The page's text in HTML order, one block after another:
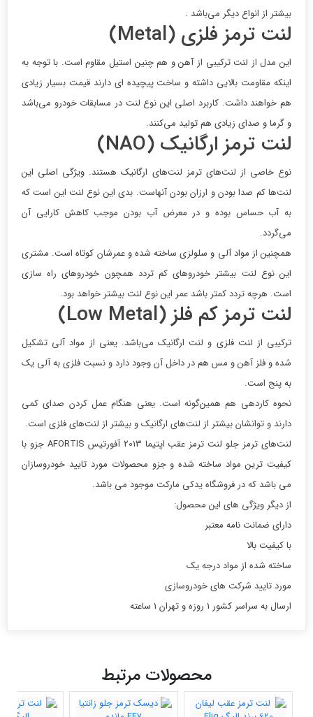
بیشتر از انواع دیگر می‌باشد .
لنت ترمز فلزی (Metal)
این مدل از لنت ترکیبی از آهن و هم چنین استیل مقاوم است. با توجه به
اینکه مقاومت بالایی داشته و ساخت پیچیده ای دارند قیمت بسیار زیادی
هم خواهند داشت. کاربرد اصلی این نوع لنت در مسابقات خودرو می‌باشد
و گرما و صدای زیادی هم تولید می‌کنند.
لنت ترمز ارگانیک (NAO)
نوع خاصی از لنت‌های ترمز لنت‌های ارگانیک هستند. ویژگی اصلی این
لنت‌ها کم صدا بودن و ارزان بودن آنهاست. بدی این نوع لنت این است که
به آب حساس بوده و در معرض آب بودن موجب کاهش کارایی آن
می‌گردد.
همچنین از مواد آلی و سلولزی ساخته شده و عمرشان کوتاه است. مشتری
این نوع لنت بیشتر خودروهای کم تردد همچون خودروهای راه سازی
است. هرچه تردد کمتر باشد عمر این نوع لنت بیشتر خواهد بود.
لنت ترمز کم فلز (Low Metal)
ترکیبی از لنت فلزی و لنت ارگانیک می‌باشد. یعنی از مواد آلی تشکیل
شده و فلز آهن و مس هم در داخل آن وجود دارد و نسبت فلزی به آلی یک
به پنج است.
نحوه کاردهی هم همین‌گونه است. یعنی هنگام عمل کردن صدای کمی
دارند و توانشان بیشتر از لنت‌های ارگانیک و بیشتر از لنت‌های فلزی است.
لنت‌های ترمز جلو لنت ترمز عقب اپتیما 2013 آفورتیس AFORTIS جزو با
کیفیت ترین مواد ساخته شده و جزو محصولات مورد تایید خودروسازان
می باشد که در فروشگاه یدکی مارکت موجود می باشد.
از دیگر ویژگی های این محصول:
دارای ضمانت نامه معتبر
با کیفیت بالا
ساخته شده از مواد درجه یک
مورد تایید شرکت های خودروسازی
ارسال به سراسر کشور 1 روزه و تهران 1 ساعته
محصولات مرتبط